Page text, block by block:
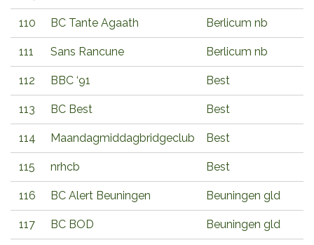
110 BC Tante Agaath Berlicum nb
111 Sans Rancune Berlicum nb
112 BBC ‘91 Best
113 BC Best Best
114 Maandagmiddagbridgeclub Best
115 nrhcb Best
116 BC Alert Beuningen Beuningen gld
117 BC BOD Beuningen gld